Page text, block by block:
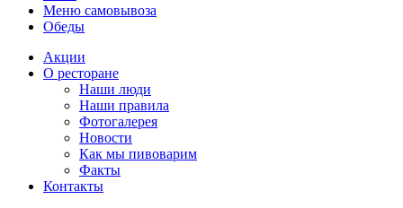
Меню самовывоза
Обеды
Акции
О ресторане
Наши люди
Наши правила
Фотогалерея
Новости
Как мы пивоварим
Факты
Контакты